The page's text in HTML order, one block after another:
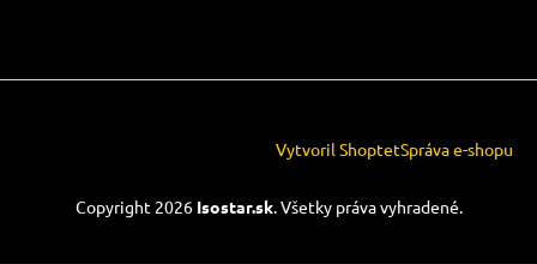
Vytvoril ShoptetSpráva e-shopu
Copyright 2026 Isostar.sk. Všetky práva vyhradené.